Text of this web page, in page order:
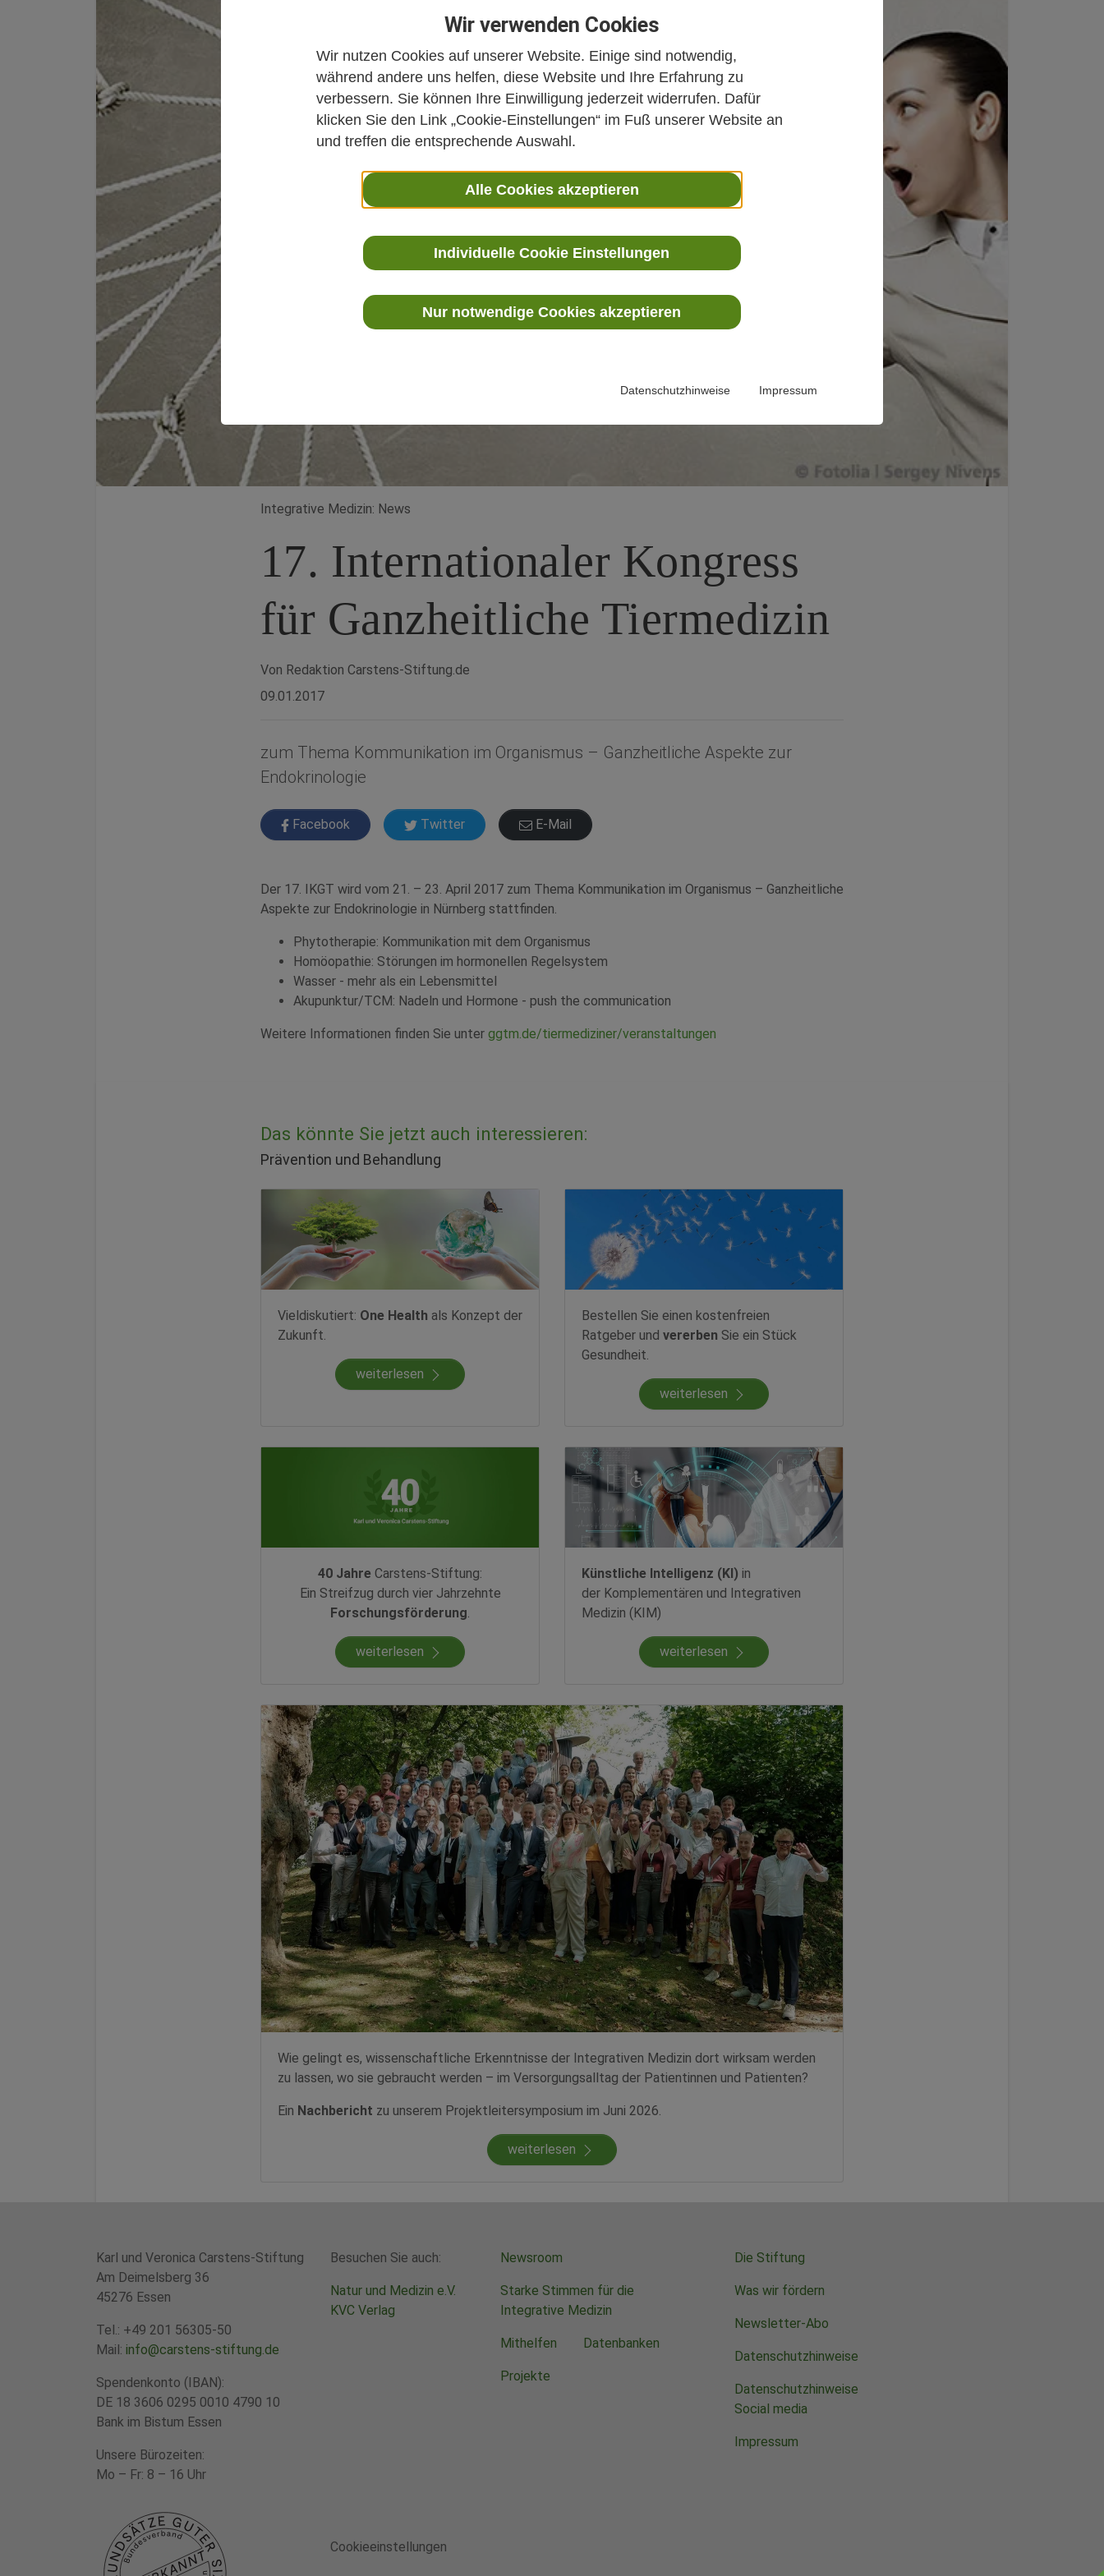
Wir verwenden Cookies
Wir nutzen Cookies auf unserer Website. Einige sind notwendig,
während andere uns helfen, diese Website und Ihre Erfahrung zu
verbessern. Sie können Ihre Einwilligung jederzeit widerrufen. Dafür
klicken Sie den Link „Cookie-Einstellungen“ im Fuß unserer Website an
und treffen die entsprechende Auswahl.
Alle Cookies akzeptieren
Individuelle Cookie Einstellungen
Nur notwendige Cookies akzeptieren
Datenschutzhinweise Impressum
Integrative Medizin: News
17. Internationaler Kongress
für Ganzheitliche Tiermedizin
Von Redaktion Carstens-Stiftung.de
09.01.2017
zum Thema Kommunikation im Organismus – Ganzheitliche Aspekte zur
Endokrinologie
Facebook Twitter E-Mail
Der 17. IKGT wird vom 21. – 23. April 2017 zum Thema Kommunikation im Organismus – Ganzheitliche
Aspekte zur Endokrinologie in Nürnberg stattfinden.
Phytotherapie: Kommunikation mit dem Organismus
Homöopathie: Störungen im hormonellen Regelsystem
Wasser - mehr als ein Lebensmittel
Akupunktur/TCM: Nadeln und Hormone - push the communication
Weitere Informationen finden Sie unter ggtm.de/tiermediziner/veranstaltungen
Das könnte Sie jetzt auch interessieren:
Prävention und Behandlung
Vieldiskutiert: One Health als Konzept der
Zukunft.
weiterlesen
Bestellen Sie einen kostenfreien
Ratgeber und vererben Sie ein Stück
Gesundheit.
weiterlesen
40 Jahre Carstens-Stiftung:
Ein Streifzug durch vier Jahrzehnte
Forschungsförderung.
weiterlesen
Künstliche Intelligenz (KI) in
der Komplementären und Integrativen
Medizin (KIM)
weiterlesen
Wie gelingt es, wissenschaftliche Erkenntnisse der Integrativen Medizin dort wirksam werden
zu lassen, wo sie gebraucht werden – im Versorgungsalltag der Patientinnen und Patienten?
Ein Nachbericht zu unserem Projektleitersymposium im Juni 2026.
weiterlesen
Karl und Veronica Carstens-Stiftung
Am Deimelsberg 36
45276 Essen
Tel.: +49 201 56305-50
Mail: info@carstens-stiftung.LÖSCHEN.
de
Spendenkonto (IBAN):
DE 18 3606 0295 0010 4790 10
Bank im Bistum Essen
Unsere Bürozeiten:
Mo – Fr: 8 – 16 Uhr
Besuchen Sie auch:
Natur und Medizin e.V.
KVC Verlag
Newsroom
Starke Stimmen für die
Integrative Medizin
Mithelfen Datenbanken
Projekte
Die Stiftung
Was wir fördern
Newsletter-Abo
Datenschutzhinweise
Datenschutzhinweise
Social media
Impressum
Cookieeinstellungen